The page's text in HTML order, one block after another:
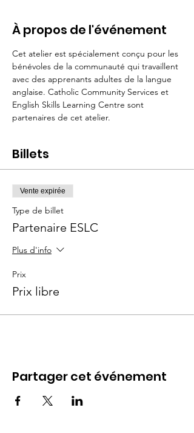
À propos de l'événement
Cet atelier est spécialement conçu pour les
bénévoles de la communauté qui travaillent
avec des apprenants adultes de la langue
anglaise. Catholic Community Services et
English Skills Learning Centre sont
partenaires de cet atelier.
Billets
Vente expirée
Type de billet
Partenaire ESLC
Plus d'info
Prix
Prix libre
Partager cet événement